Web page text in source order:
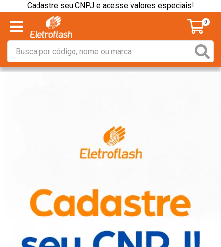
Cadastre seu CNPJ e acesse valores especiais!
0